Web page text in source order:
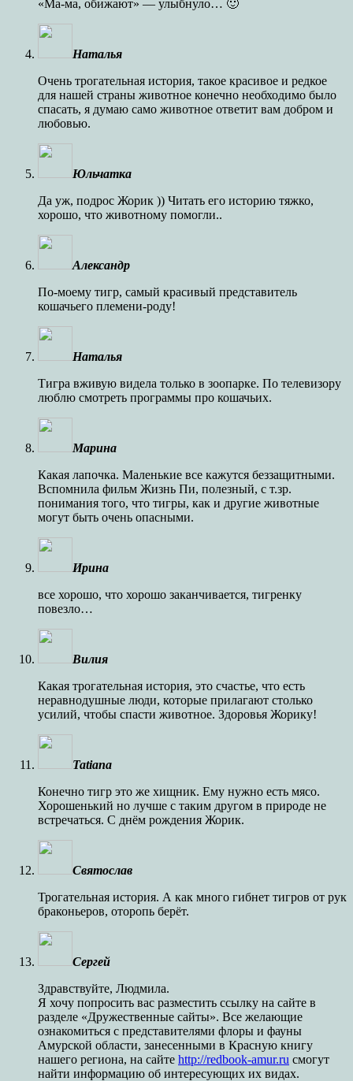
«Ма-ма, обижают» — улыбнуло… 🙂
Наталья
Очень трогательная история, такое красивое и редкое
для нашей страны животное конечно необходимо было
спасать, я думаю само животное ответит вам добром и
любовью.
Юльчатка
Да уж, подрос Жорик )) Читать его историю тяжко,
хорошо, что животному помогли..
Александр
По-моему тигр, самый красивый представитель
кошачьего племени-роду!
Наталья
Тигра вживую видела только в зоопарке. По телевизору
люблю смотреть программы про кошачьих.
Марина
Какая лапочка. Маленькие все кажутся беззащитными.
Вспомнила фильм Жизнь Пи, полезный, с т.зр.
понимания того, что тигры, как и другие животные
могут быть очень опасными.
Ирина
все хорошо, что хорошо заканчивается, тигренку
повезло…
Вилия
Какая трогательная история, это счастье, что есть
неравнодушные люди, которые прилагают столько
усилий, чтобы спасти животное. Здоровья Жорику!
Tatiana
Конечно тигр это же хищник. Ему нужно есть мясо.
Хорошенький но лучше с таким другом в природе не
встречаться. С днём рождения Жорик.
Святослав
Трогательная история. А как много гибнет тигров от рук
браконьеров, оторопь берёт.
Сергей
Здравствуйте, Людмила.
Я хочу попросить вас разместить ссылку на сайте в
разделе «Дружественные сайты». Все желающие
ознакомиться с представителями флоры и фауны
Амурской области, занесенными в Красную книгу
нашего региона, на сайте http://redbook-amur.ru смогут
найти информацию об интересующих их видах.